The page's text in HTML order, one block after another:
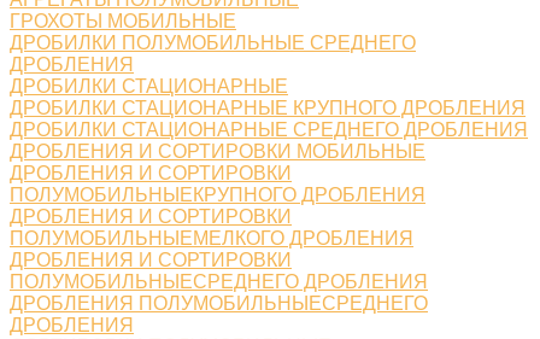
ГРОХОТЫ МОБИЛЬНЫЕ
ДРОБИЛКИ ПОЛУМОБИЛЬНЫЕ СРЕДНЕГО
ДРОБЛЕНИЯ
ДРОБИЛКИ СТАЦИОНАРНЫЕ
ДРОБИЛКИ СТАЦИОНАРНЫЕ КРУПНОГО ДРОБЛЕНИЯ
ДРОБИЛКИ СТАЦИОНАРНЫЕ СРЕДНЕГО ДРОБЛЕНИЯ
ДРОБЛЕНИЯ И СОРТИРОВКИ МОБИЛЬНЫЕ
ДРОБЛЕНИЯ И СОРТИРОВКИ
ПОЛУМОБИЛЬНЫЕКРУПНОГО ДРОБЛЕНИЯ
ДРОБЛЕНИЯ И СОРТИРОВКИ
ПОЛУМОБИЛЬНЫЕМЕЛКОГО ДРОБЛЕНИЯ
ДРОБЛЕНИЯ И СОРТИРОВКИ
ПОЛУМОБИЛЬНЫЕСРЕДНЕГО ДРОБЛЕНИЯ
ДРОБЛЕНИЯ ПОЛУМОБИЛЬНЫЕСРЕДНЕГО
ДРОБЛЕНИЯ